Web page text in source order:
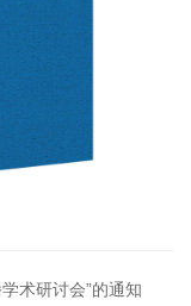
术研讨会”的通知